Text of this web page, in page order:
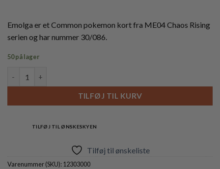
Emolga er et Common pokemon kort fra ME04 Chaos Rising
serien og har nummer 30/086.
50 på lager
TILFØJ TIL KURV
TILFØJ TIL ØNSKESKYEN
Tilføj til ønskeliste
Varenummer (SKU):12303000